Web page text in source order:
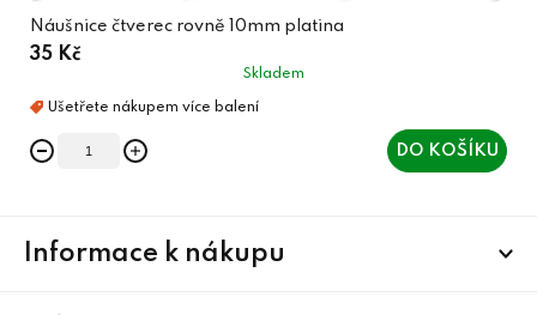
Náušnice čtverec rovně 10mm platina
35 Kč
Skladem
DO KOŠÍKU
Informace k nákupu